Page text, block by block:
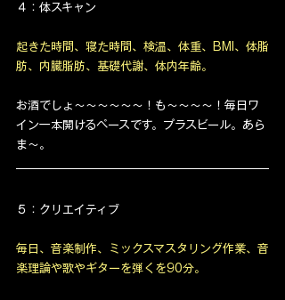
４：体スキャン
起きた時間、寝た時間、検温、体重、BMI、体脂
肪、内臓脂肪、基礎代謝、体内年齢。
お酒でしょ〜〜〜〜〜〜！も〜〜〜〜！毎日ワ
イン一本開けるペースです。プラスビール。あら
ま〜。
５：クリエイティブ
毎日、音楽制作、ミックスマスタリング作業、音
楽理論や歌やギターを弾くを90分。